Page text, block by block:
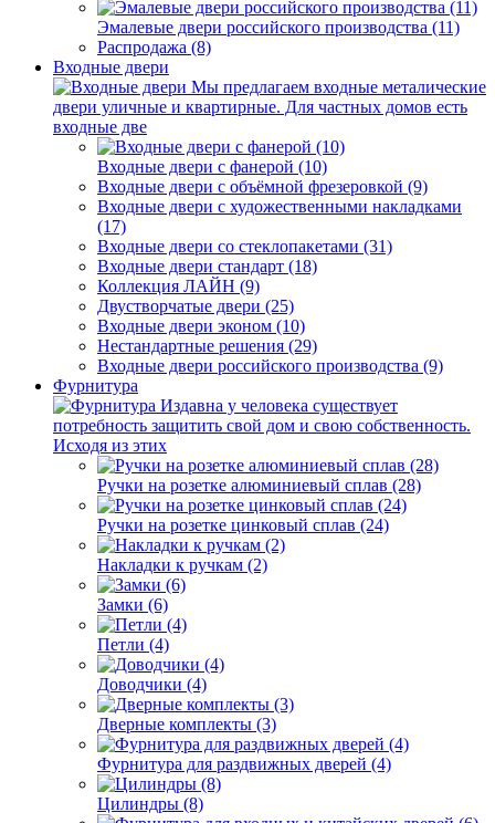
Эмалевые двери российского производства (11)
Распродажа (8)
Входные двери
Мы предлагаем входные металические
двери уличные и квартирные. Для частных домов есть
входные две
Входные двери с фанерой (10)
Входные двери с объёмной фрезеровкой (9)
Входные двери с художественными накладками
(17)
Входные двери со стеклопакетами (31)
Входные двери стандарт (18)
Коллекция ЛАЙН (9)
Двустворчатые двери (25)
Входные двери эконом (10)
Нестандартные решения (29)
Входные двери российского производства (9)
Фурнитура
Издавна у человека существует
потребность защитить свой дом и свою собственность.
Исходя из этих
Ручки на розетке алюминиевый сплав (28)
Ручки на розетке цинковый сплав (24)
Накладки к ручкам (2)
Замки (6)
Петли (4)
Доводчики (4)
Дверные комплекты (3)
Фурнитура для раздвижных дверей (4)
Цилиндры (8)